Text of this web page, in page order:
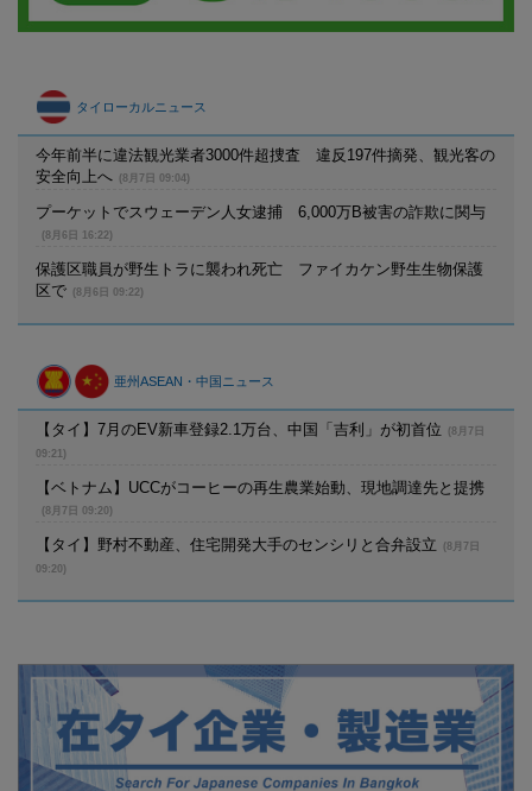
タイローカルニュース
今年前半に違法観光業者3000件超捜査 違反197件摘発、観光客の
安全向上へ
(8月7日 09:04)
プーケットでスウェーデン人女逮捕 6,000万B被害の詐欺に関与
(8月6日 16:22)
保護区職員が野生トラに襲われ死亡 ファイカケン野生生物保護
区で
(8月6日 09:22)
亜州ASEAN・中国ニュース
【タイ】7月のEV新車登録2.1万台、中国「吉利」が初首位
(8月7日
09:21)
【ベトナム】UCCがコーヒーの再生農業始動、現地調達先と提携
(8月7日 09:20)
【タイ】野村不動産、住宅開発大手のセンシリと合弁設立
(8月7日
09:20)